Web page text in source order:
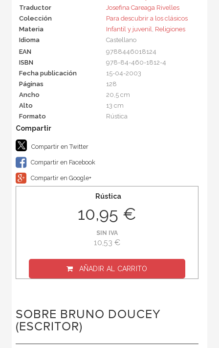
Traductor
Josefina Careaga Rivelles
Colección
Para descubrir a los clásicos
Materia
Infantil y juvenil, Religiones
Idioma
Castellano
EAN
9788446018124
ISBN
978-84-460-1812-4
Fecha publicación
15-04-2003
Páginas
128
Ancho
20,5 cm
Alto
13 cm
Formato
Rústica
Compartir en Twitter
Compartir en Facebook
Compartir en Google+
Rústica
10,95 €
SIN IVA
10,53 €
AÑADIR AL CARRITO
SOBRE BRUNO DOUCEY
(ESCRITOR)